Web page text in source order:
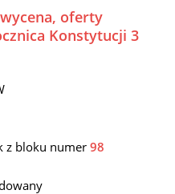
oferty
Konstytucji 3
z bloku numer 98